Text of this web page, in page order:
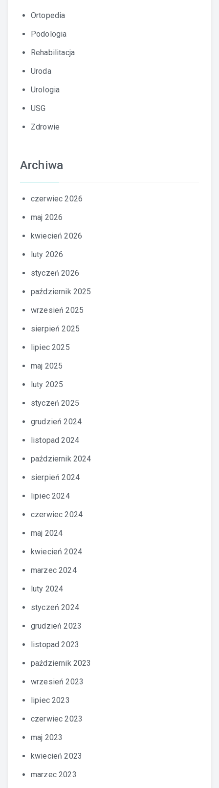
Ortopedia
Podologia
Rehabilitacja
Uroda
Urologia
USG
Zdrowie
Archiwa
czerwiec 2026
maj 2026
kwiecień 2026
luty 2026
styczeń 2026
październik 2025
wrzesień 2025
sierpień 2025
lipiec 2025
maj 2025
luty 2025
styczeń 2025
grudzień 2024
listopad 2024
październik 2024
sierpień 2024
lipiec 2024
czerwiec 2024
maj 2024
kwiecień 2024
marzec 2024
luty 2024
styczeń 2024
grudzień 2023
listopad 2023
październik 2023
wrzesień 2023
lipiec 2023
czerwiec 2023
maj 2023
kwiecień 2023
marzec 2023